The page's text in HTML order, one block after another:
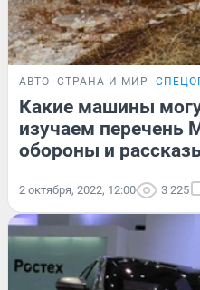
АВТО СТРАНА И МИР
Какие машины
изучаем перечень
обороны и
2 октября, 2022, 12:00 3 225